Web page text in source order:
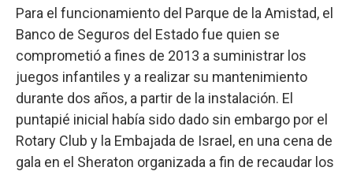
Para el funcionamiento del Parque de la Amistad, el
Banco de Seguros del Estado fue quien se
comprometió a fines de 2013 a suministrar los
juegos infantiles y a realizar su mantenimiento
durante dos años, a partir de la instalación. El
puntapié inicial había sido dado sin embargo por el
Rotary Club y la Embajada de Israel, en una cena de
gala en el Sheraton organizada a fin de recaudar los